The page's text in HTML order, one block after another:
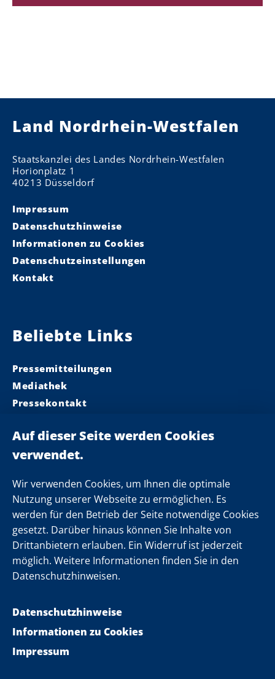
Wir verwenden Cookies, um Ihnen die optimale
Nutzung unserer Webseite zu ermöglichen. Es
werden für den Betrieb der Seite notwendige Cookies
gesetzt. Darüber hinaus können Sie Inhalte von
Drittanbietern erlauben. Ein Widerruf ist jederzeit
möglich. Weitere Informationen finden Sie in den
Datenschutzhinweisen.
Datenschutzhinweise
Impressum
Informationen zu Cookies
Land Nordrhein-Westfalen
Staatskanzlei des Landes Nordrhein-Westfalen
Horionplatz 1
40213 Düsseldorf
Impressum
Datenschutzhinweise
Informationen zu Cookies
Datenschutzeinstellungen
Kontakt
Beliebte Links
Pressemitteilungen
Mediathek
Pressekontakt
Landeskabinett
Einsamkeit
Folgen Sie uns